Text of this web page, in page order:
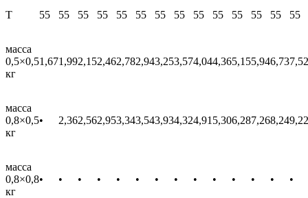
Т 55 55 55 55 55 55 55 55 55 55 55 55 55 55
масса
0,5×0,5
кг
1,671,992,152,462,782,943,253,574,044,365,155,946,737,52
масса
0,8×0,5
кг
• 2,362,562,953,343,543,934,324,91 5,306,287,268,249,22
масса
0,8×0,8
кг
• • • • • • • • • • • • • •